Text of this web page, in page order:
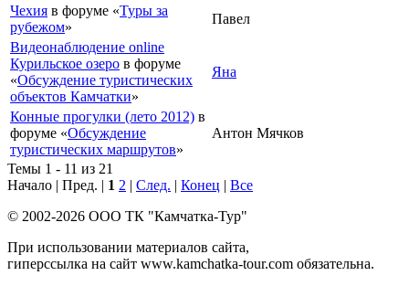
Чехия в форуме «Туры за
рубежом»
Павел
Видеонаблюдение online
Курильское озеро в форуме
«Обсуждение туристических
объектов Камчатки»
Яна
Конные прогулки (лето 2012) в
форуме «Обсуждение
туристических маршрутов»
Антон Мячков
Темы 1 - 11 из 21
Начало | Пред. | 1 2 | След. | Конец | Все
© 2002-2026 ООО ТК "Камчатка-Тур"
При использовании материалов сайта,
гиперссылка на сайт www.kamchatka-tour.com обязательна.